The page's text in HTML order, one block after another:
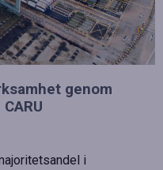
genom
i